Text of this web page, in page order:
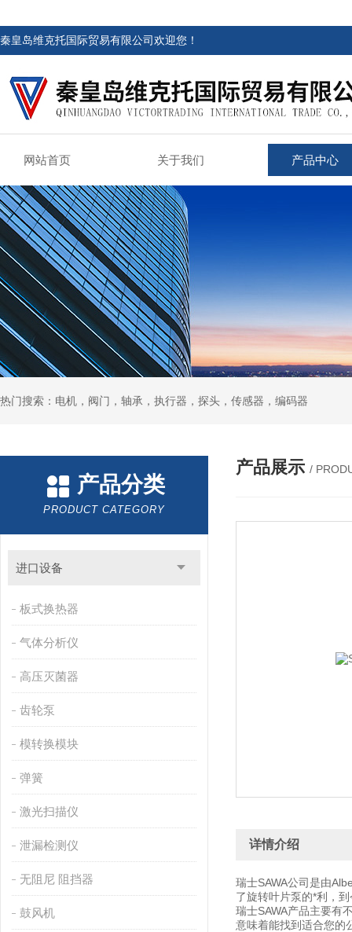
秦皇岛维克托国际贸易有限公司欢迎您！
网站首页 关于我们 产品中心
热门搜索：电机，阀门，轴承，执行器，探头，传感器，编码器
产品分类
PRODUCT CATEGORY
进口设备
板式换热器
气体分析仪
高压灭菌器
齿轮泵
模转换模块
弹簧
激光扫描仪
泄漏检测仪
无阻尼 阻挡器
鼓风机
产品展示 /
详情介绍
瑞士SAWA公司是由
了旋转叶片泵的*利，
瑞士SAWA产品主要有
意味着能找到适合您的